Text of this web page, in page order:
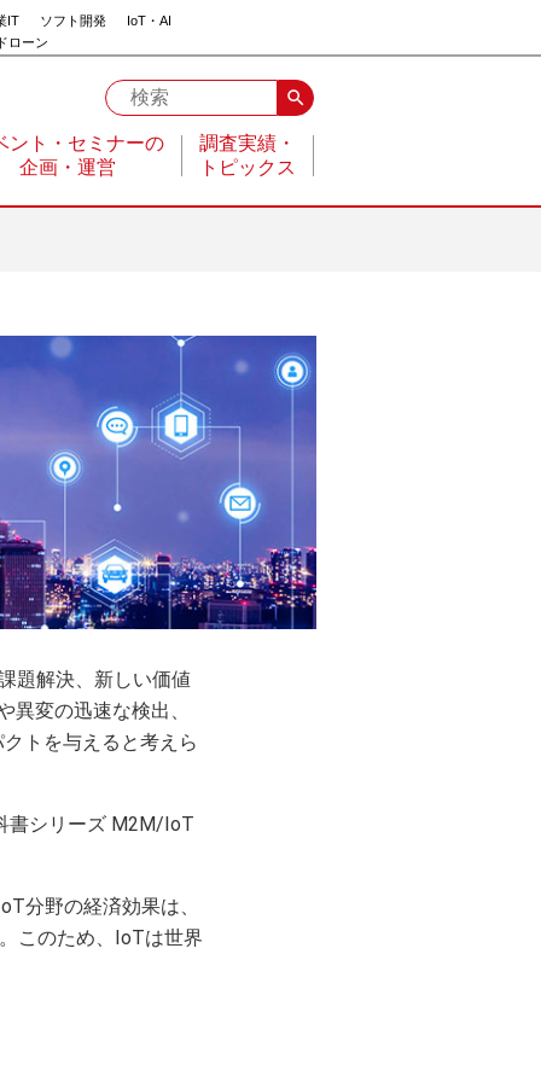
IT ソフト開発
IoT・AI
ローン
search
ント・セミナーの
企画・運営
調査実績・
トピックス
題解決、新しい価値
変の迅速な検出、
トを与えると考えら
書シリーズ M2M/IoT
分野の経済効果は、
このため、IoTは世界